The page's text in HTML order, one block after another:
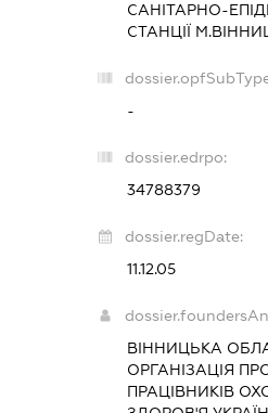
САНІТАРНО-
СТАНЦІЇ
-
dossier.edrpo:
34788379
dossier.regDate:
11.12.05
ВІННИЦЬКА
ОРГАНІЗАЦІЯ
ПРАЦІВНИКІВ